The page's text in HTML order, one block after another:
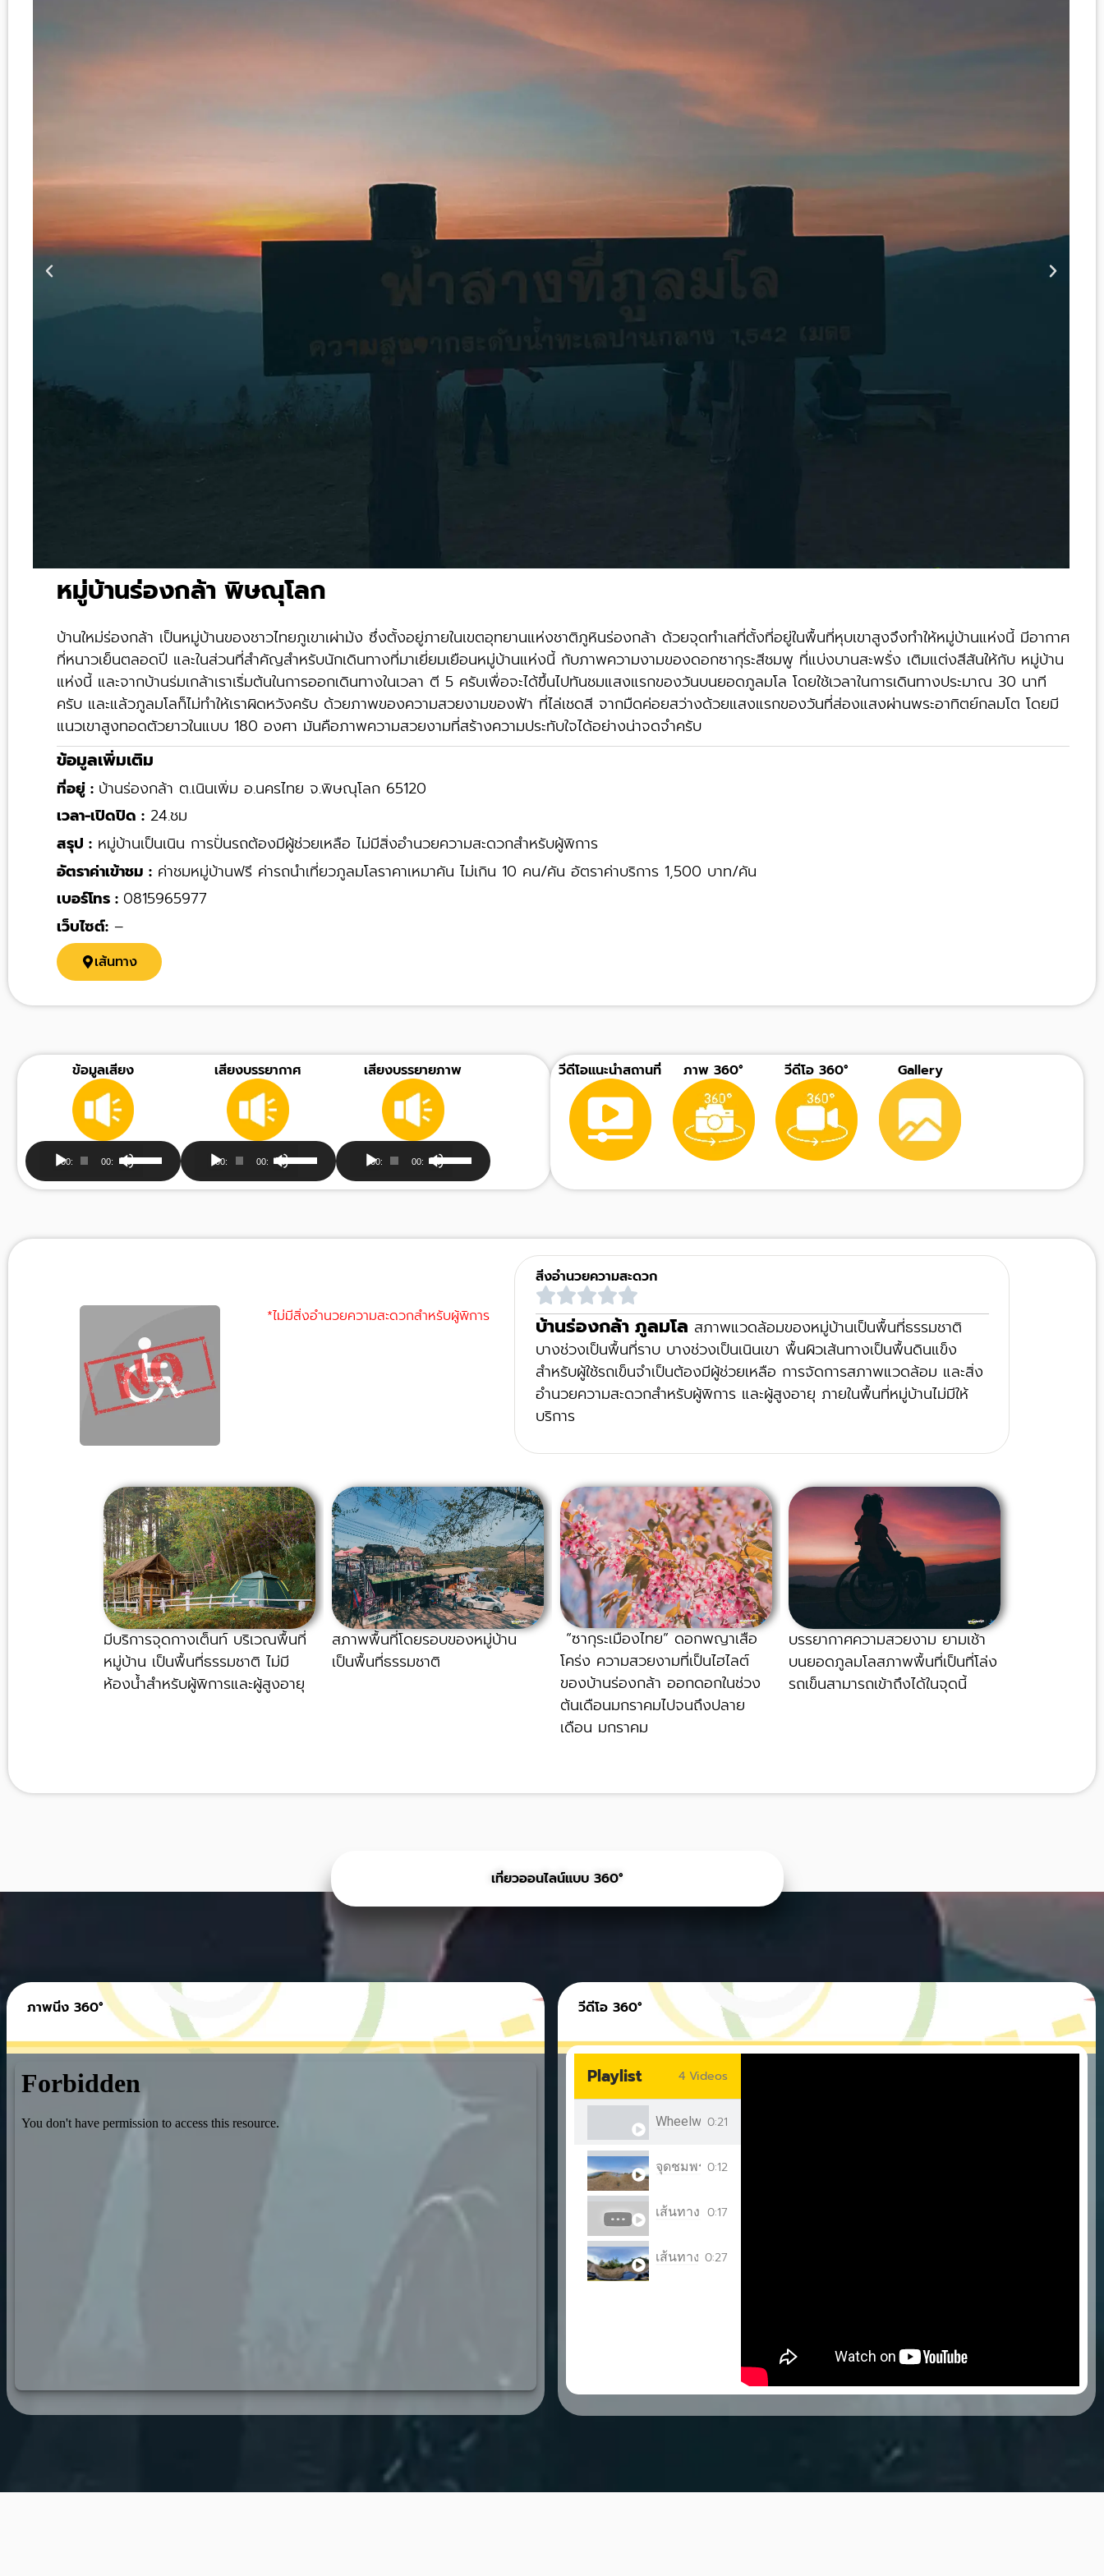
หมู่บ้านร่องกล้า พิษณุโลก
บ้านใหม่ร่องกล้า เป็นหมู่บ้านของชาวไทยภูเขาเผ่าม้ง ซึ่งตั้งอยู่ภายในเขตอุทยานแห่งชาติภูหินร่องกล้า ด้วยจุดทำเลที่ตั้งที่อยู่ในพื้นที่หุบเขาสูงจึงทำให้หมู่บ้านแห่งนี้ มีอากาศ
ที่หนาวเย็นตลอดปี และในส่วนที่สำคัญสำหรับนักเดินทางที่มาเยี่ยมเยือนหมู่บ้านแห่งนี้ กับภาพความงามของดอกซากุระสีชมพู ที่แบ่งบานสะพรั่ง เติมแต่งสีสันให้กับ หมู่บ้าน
แห่งนี้ และจากบ้านร่มเกล้าเราเริ่มต้นในการออกเดินทางในเวลา ตี 5 ครับเพื่อจะได้ขึ้นไปทันชมแสงแรกของวันบนยอดภูลมโล โดยใช้เวลาในการเดินทางประมาณ 30 นาที
ครับ และแล้วภูลมโลก็ไม่ทำให้เราผิดหวังครับ ด้วยภาพของความสวยงามของฟ้า ที่ไล่เชดสี จากมืดค่อยสว่างด้วยแสงแรกของวันที่ส่องแสงผ่านพระอาทิตย์กลมโต โดยมี
แนวเขาสูงทอดตัวยาวในแบบ 180 องศา มันคือภาพความสวยงามที่สร้างความประทับใจได้อย่างน่าจดจำครับ
ข้อมูลเพิ่มเติม
ที่อยู่ : บ้านร่องกล้า ต.เนินเพิ่ม อ.นครไทย จ.พิษณุโลก 65120
เวลา-เปิดปิด : 24.ชม
สรุป : หมู่บ้านเป็นเนิน การปั่นรถต้องมีผู้ช่วยเหลือ ไม่มีสิ่งอำนวยความสะดวกสำหรับผู้พิการ
อัตราค่าเข้าชม : ค่าชมหมู่บ้านฟรี ค่ารถนำเที่ยวภูลมโลราคาเหมาคัน ไม่เกิน 10 คน/คัน อัตราค่าบริการ 1,500 บาท/คัน
เบอร์โทร : 0815965977
เว็บไซต์: –
เส้นทาง
ข้อมูลเสียง
Audio
Player
00:00 00:00
Use
Up/Down
to
decrease
เสียงบรรยากาศ
Audio
Player
00:00 00:00
Use
Up/Down
to
volume.
เสียงบรรยายภาพ
Audio
Player
00:00 00:00
Use
Up/Down
to
volume.
วีดีโอแนะนำสถานที่ ภาพ 360° วีดีโอ 360° Gallery
*ไม่มีสิ่งอำนวยความสะดวกสำหรับผู้พิการ
สิ่งอำนวยความสะดวก
บ้านร่องกล้า ภูลมโล สภาพแวดล้อมของหมู่บ้านเป็นพื้นที่ธรรมชาติ
บางช่วงเป็นพื้นที่ราบ บางช่วงเป็นเนินเขา พื้นผิวเส้นทางเป็นพื้นดินแข็ง
สำหรับผู้ใช้รถเข็นจำเป็นต้องมีผู้ช่วยเหลือ การจัดการสภาพแวดล้อม และสิ่ง
อำนวยความสะดวกสำหรับผู้พิการ และผู้สูงอายุ ภายในพื้นที่หมู่บ้านไม่มีให้
บริการ
มีบริการจุดกางเต็นท์ บริเวณพื้นที่
หมู่บ้าน เป็นพื้นที่ธรรมชาติ ไม่มี
ห้องน้ำสำหรับผู้พิการและผู้สูงอายุ
สภาพพื้นที่โดยรอบของหมู่บ้าน
เป็นพื้นที่ธรรมชาติ
“ซากุระเมืองไทย” ดอกพญาเสือ
โคร่ง ความสวยงามที่เป็นไฮไลต์
ของบ้านร่องกล้า ออกดอกในช่วง
ต้นเดือนมกราคมไปจนถึงปลาย
เดือน มกราคม
บรรยากาศความสวยงาม ยามเช้า
บนยอดภูลมโลสภาพพื้นที่เป็นที่โล่ง
รถเข็นสามารถเข้าถึงได้ในจุดนี้
เที่ยวออนไลน์แบบ 360°
ภาพนิ่ง 360° วีดีโอ 360°
Playlist 4 Videos
Wheelwego360° จุดชมพระอาทิตย์ขึ้นภูลมโล
0:21
จุดชมพระอาทิตย์ขึ้นภูลมโล
0:12
เส้นทางชมพระอาทิตย์ตกดิน
0:17
เส้นทางชมพระอาทิตย์ตกดิน
0:27